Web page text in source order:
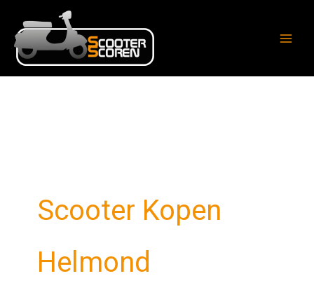
naar
inhoud
Scooter Kopen
Helmond